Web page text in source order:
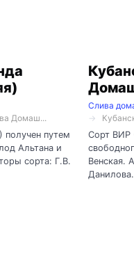
Домаш...
путем
Альтана и
сорта: Г.В.
Слива
Сорт ВИР
Венская.